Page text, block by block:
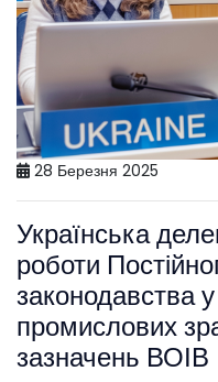
28 Березня 2025
Українська
роботи
законодавства
промислових
зазначень ВОІВ